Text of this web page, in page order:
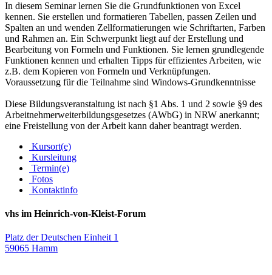
In diesem Seminar lernen Sie die Grundfunktionen von Excel
kennen. Sie erstellen und formatieren Tabellen, passen Zeilen und
Spalten an und wenden Zellformatierungen wie Schriftarten, Farben
und Rahmen an. Ein Schwerpunkt liegt auf der Erstellung und
Bearbeitung von Formeln und Funktionen. Sie lernen grundlegende
Funktionen kennen und erhalten Tipps für effizientes Arbeiten, wie
z.B. dem Kopieren von Formeln und Verknüpfungen.
Voraussetzung für die Teilnahme sind Windows-Grundkenntnisse
Diese Bildungsveranstaltung ist nach §1 Abs. 1 und 2 sowie §9 des
Arbeitnehmerweiterbildungsgesetzes (AWbG) in NRW anerkannt;
eine Freistellung von der Arbeit kann daher beantragt werden.
Kursort(e)
Kursleitung
Termin(e)
Fotos
Kontaktinfo
vhs im Heinrich-von-Kleist-Forum
Platz der Deutschen Einheit 1
59065 Hamm